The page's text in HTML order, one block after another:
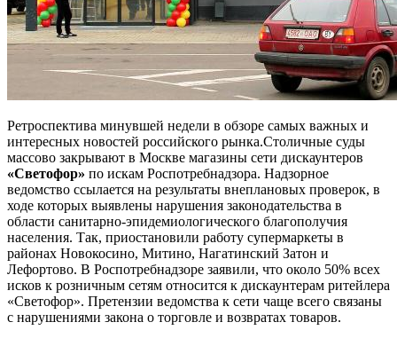
Ретроспектива минувшей недели в обзоре самых важных и
интересных новостей российского рынка.Столичные суды
массово закрывают в Москве магазины сети дискаунтеров
«Светофор» по искам Роспотребнадзора. Надзорное
ведомство ссылается на результаты внеплановых проверок, в
ходе которых выявлены нарушения законодательства в
области санитарно-эпидемиологического благополучия
населения. Так, приостановили работу супермаркеты в
районах Новокосино, Митино, Нагатинский Затон и
Лефортово. В Роспотребнадзоре заявили, что около 50% всех
исков к розничным сетям относится к дискаунтерам ритейлера
«Светофор». Претензии ведомства к сети чаще всего связаны
с нарушениями закона о торговле и возвратах товаров.